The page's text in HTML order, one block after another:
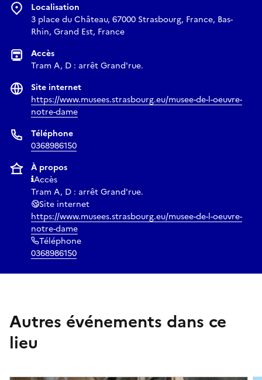
Localisation
3 place du Château, 67000 Strasbourg, France, Bas-
Rhin, Grand Est, France
Accès
Tram A, D : arrêt Grand'rue.
Site internet
https://www.musees.strasbourg.eu/musee-de-l-oeuvre-
notre-dame
Téléphone
0368986150
À propos
Accès
Tram A, D : arrêt Grand'rue.
Site internet
https://www.musees.strasbourg.eu/musee-de-l-oeuvre-
notre-dame
Téléphone
0368986150
Autres événements dans ce
lieu